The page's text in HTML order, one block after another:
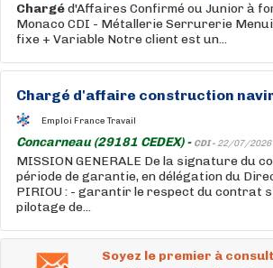
Chargéd'Affaires Confirmé ou Junior à
Monaco CDI - Métallerie Serrurerie
fixe + Variable Notre client est un...
Chargé d'affaire construction
Emploi France Travail
Concarneau (29181 CEDEX) - CDI - 22/07/2026
MISSION GENERALE De la signature du
période de garantie, en délégation du
PIRIOU : - garantir le respect du contrat
pilotage de...
Soyez le premier à